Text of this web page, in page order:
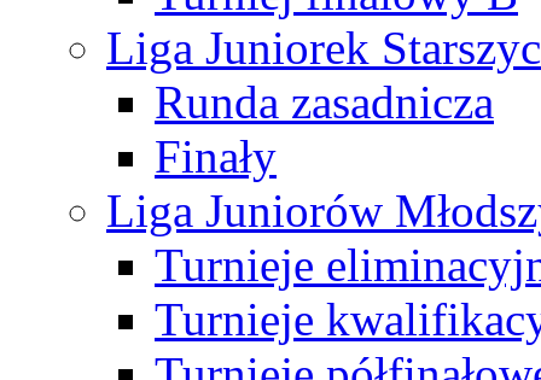
Liga Juniorek
Runda zasadnicza
Finały
Liga Juniorów
Turnieje
Turnieje